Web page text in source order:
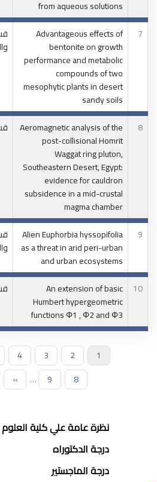
from aqueous solutions
7
Advantageous effects of
bentonite on growth
performance and metabolic
compounds of two
mesophytic plants in desert
sandy soils
8
Aeromagnetic analysis of the
post-collisional Homrit
Waggat ring pluton,
Southeastern Desert, Egypt:
evidence for cauldron
subsidence in a mid-crustal
magma chamber
9
Alien Euphorbia hyssopifolia
as a threat in arid peri-urban
and urban ecosystems
10
An extension of basic
Humbert hypergeometric
functions Φ1 , Φ2 and Φ3
Pagination
Current
page
1 الصفحة
2 الصفحة
3 الصفحة
4
الصفحة
8 الصفحة
9
…
››
POSTGRAD
STUDIES
نظرة عامة علي كلية العلوم
درجة الدكتوراه
درجة الماجستير